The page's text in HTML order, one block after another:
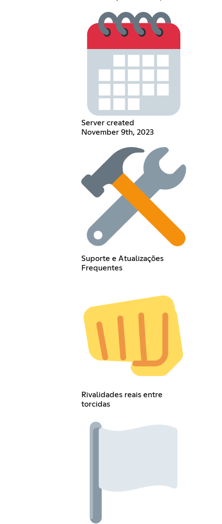
Server created
November 9th, 2023
Suporte e Atualizações
Frequentes
Rivalidades reais entre
torcidas